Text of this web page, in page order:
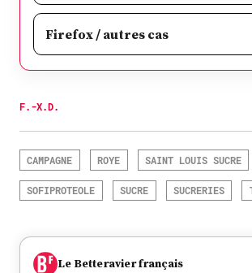
Firefox / autres cas
F.-X.D.
CAMPAGNE ROYE SAINT LOUIS SUCRE
SOFIPROTEOLE SUCRE SUCRERIES
Le Betteravier français